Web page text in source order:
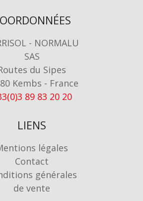
- NORMALU
SAS
du Sipes
Kembs - France
89 83 20 20
LIENS
légales
Contact
générales
de vente